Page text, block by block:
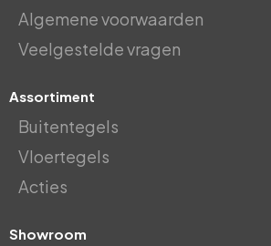
Algemene voorwaarden
Veelgestelde vragen
Assortiment
Buitentegels
Vloertegels
Acties
Showroom